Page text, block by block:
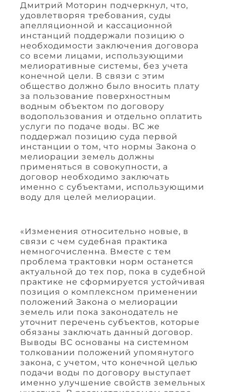
Дмитрий Моторин подчеркнул, что,
удовлетворяя требования, суды
апелляционной и кассационной
инстанций поддержали позицию о
необходимости заключения договора
со всеми лицами, использующими
мелиоративные системы, без учета
конечной цели. В связи с этим
общество должно было вносить плату
за пользование поверхностным
водным объектом по договору
водопользования и отдельно оплатить
услуги по подаче воды. ВС же
поддержал позицию суда первой
инстанции о том, что нормы Закона о
мелиорации земель должны
применяться в совокупности, а
договор необходимо заключать
именно с субъектами, использующими
воду для целей мелиорации.
«Изменения относительно новые, в
связи с чем судебная практика
немногочисленна. Вместе с тем
проблема трактовки норм останется
актуальной до тех пор, пока в судебной
практике не сформируется устойчивая
позиция о комплексном применении
положений Закона о мелиорации
земель или пока законодатель не
уточнит перечень субъектов, которые
обязаны заключать данный договор.
Выводы ВС основаны на системном
толковании положений упомянутого
закона, с учетом, что конечной целью
подачи воды по договору выступает
именно улучшение свойств земельных